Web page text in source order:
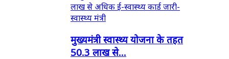
मुख्यमंत्री स्वास्थ्य योजना के तहत
50.3 लाख से...